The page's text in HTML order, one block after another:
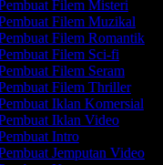
Filem Misteri
Filem Muzikal
Filem Romantik
Filem Sci-fi
Filem Seram
Filem Thriller
Iklan Komersial
Iklan Video
Intro
Jemputan Video